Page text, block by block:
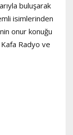
buluşarak
isimlerinden
onur konuğu
Radyo ve